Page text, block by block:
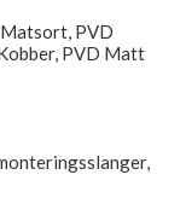
PVD
PVD Matt